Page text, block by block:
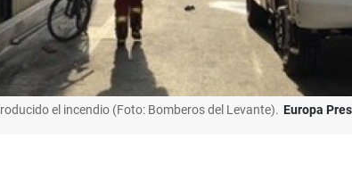
el incendio (Foto: Bomberos del Levante). Europa